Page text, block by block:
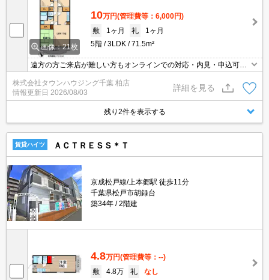
画像：21枚
10万円(管理費等：6,000円)
敷
1ヶ月 礼
1ヶ月
5階
3LDK 71.5m²
遠方の方ご来店が難しい方もオンラインでの対応・内見・申込可能
です！
株式会社タウンハウジング千葉 柏店
情報更新日 2026/08/03
詳細を見る
残り2件を表示する
賃貸ハイツ ＡＣＴＲＥＳＳ＊Ｔ
京成松戸線/上本郷駅 徒歩11分
千葉県松戸市胡録台
築34年
2階建
4.8万円(管理費等：--)
敷
4.8万 礼
なし